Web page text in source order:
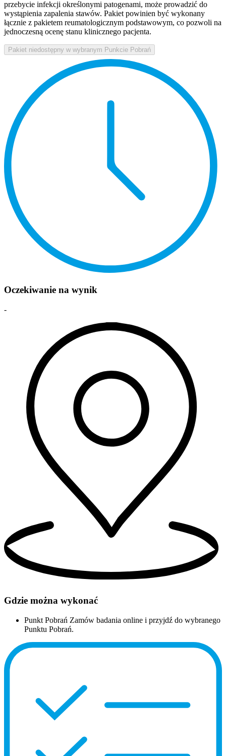
przebycie infekcji określonymi patogenami, może prowadzić do
wystąpienia zapalenia stawów. Pakiet powinien być wykonany
łącznie z pakietem reumatologicznym podstawowym, co pozwoli na
jednoczesną ocenę stanu klinicznego pacjenta.
Pakiet niedostępny w wybranym Punkcie Pobrań
Oczekiwanie na wynik
-
Gdzie można wykonać
Punkt Pobrań Zamów badania online i przyjdź do wybranego
Punktu Pobrań.